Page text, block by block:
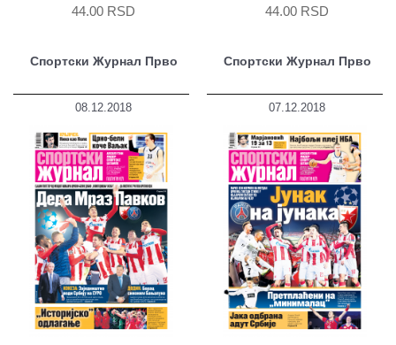
44.00 RSD 44.00 RSD
Спортски Журнал Прво
08.12.2018
Спортски Журнал Прво
07.12.2018